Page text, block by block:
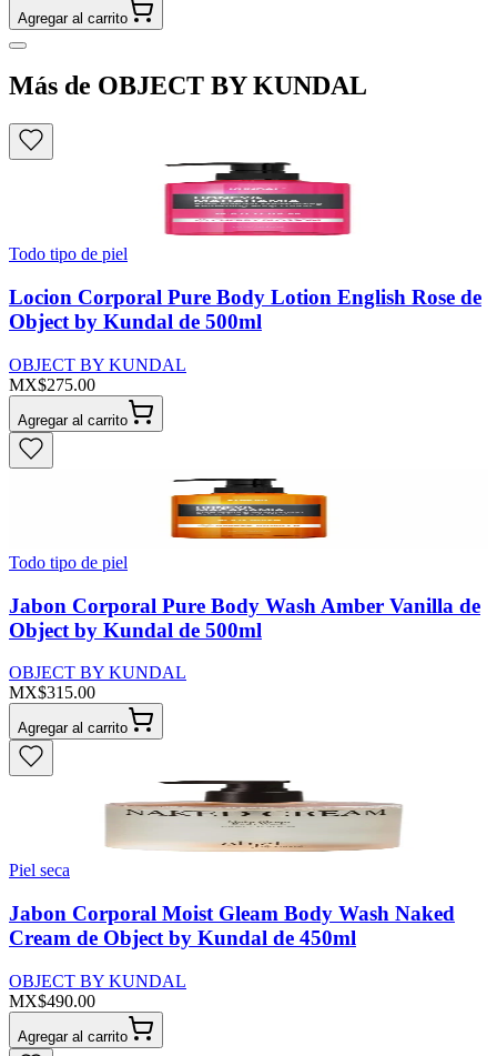
Agregar al carrito
Más de OBJECT BY KUNDAL
Todo tipo de piel
Locion Corporal Pure Body Lotion English Rose de
Object by Kundal de 500ml
OBJECT BY KUNDAL
MX$275.00
Agregar al carrito
Todo tipo de piel
Jabon Corporal Pure Body Wash Amber Vanilla de
Object by Kundal de 500ml
OBJECT BY KUNDAL
MX$315.00
Agregar al carrito
Piel seca
Jabon Corporal Moist Gleam Body Wash Naked
Cream de Object by Kundal de 450ml
OBJECT BY KUNDAL
MX$490.00
Agregar al carrito